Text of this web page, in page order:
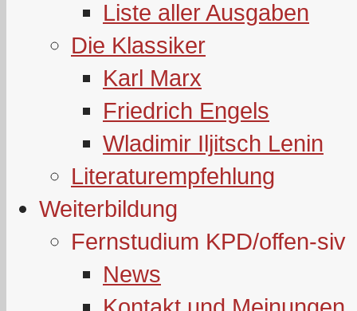
Liste aller Ausgaben
Die Klassiker
Karl Marx
Friedrich Engels
Wladimir Iljitsch Lenin
Literaturempfehlung
Weiterbildung
Fernstudium KPD/offen-siv
News